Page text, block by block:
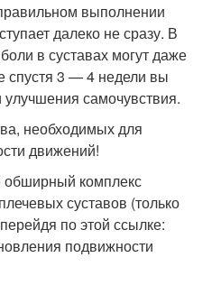
выполнении
далеко не сразу. В
в суставах могут даже
спустя 3 — 4 недели вы
самочувствия.
необходимых для
движений!
обширный комплекс
суставов (только
по этой ссылке:
подвижности